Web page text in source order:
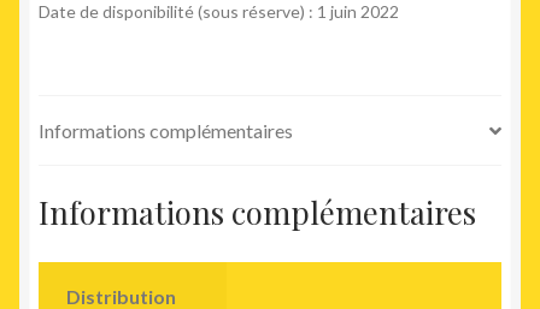
Date de disponibilité (sous réserve) : 1 juin 2022
Informations complémentaires
Informations complémentaires
Distribution